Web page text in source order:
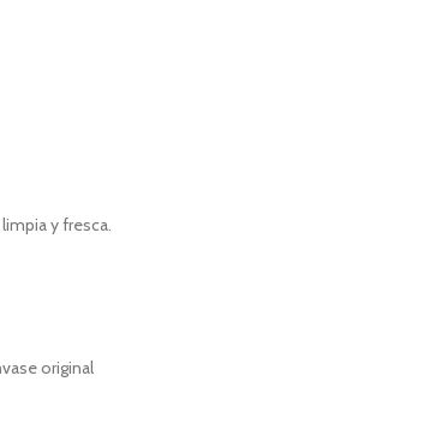
y fresca.
original